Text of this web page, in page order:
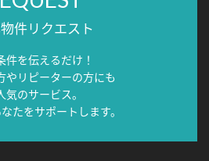
件リクエスト
件を伝えるだけ！
やリピーターの方にも
気のサービス。
たをサポートします。